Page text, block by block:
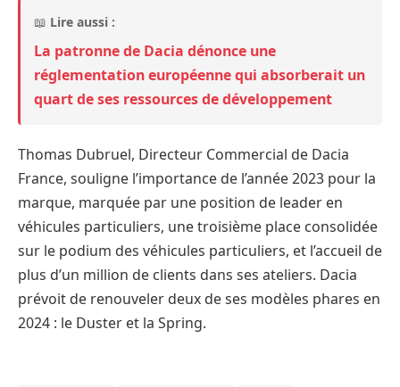
📖 Lire aussi :
La patronne de Dacia dénonce une
réglementation européenne qui absorberait un
quart de ses ressources de développement
Thomas Dubruel, Directeur Commercial de Dacia
France, souligne l’importance de l’année 2023 pour la
marque, marquée par une position de leader en
véhicules particuliers, une troisième place consolidée
sur le podium des véhicules particuliers, et l’accueil de
plus d’un million de clients dans ses ateliers. Dacia
prévoit de renouveler deux de ses modèles phares en
2024 : le Duster et la Spring.